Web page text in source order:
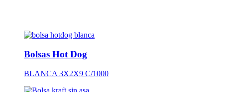
Bolsas Hot Dog
BLANCA 3X2X9 C/1000